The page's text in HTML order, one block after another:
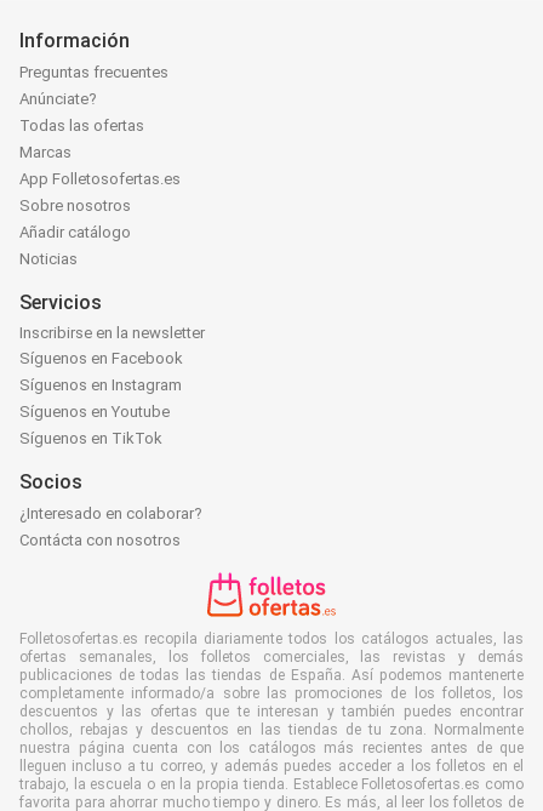
Información
Preguntas frecuentes
Anúnciate?
Todas las ofertas
Marcas
App Folletosofertas.es
Sobre nosotros
Añadir catálogo
Noticias
Servicios
Inscribirse en la newsletter
Síguenos en Facebook
Síguenos en Instagram
Síguenos en Youtube
Síguenos en TikTok
Socios
¿Interesado en colaborar?
Contácta con nosotros
Folletosofertas.es recopila diariamente todos los catálogos actuales, las
ofertas semanales, los folletos comerciales, las revistas y demás
publicaciones de todas las tiendas de España. Así podemos mantenerte
completamente informado/a sobre las promociones de los folletos, los
descuentos y las ofertas que te interesan y también puedes encontrar
chollos, rebajas y descuentos en las tiendas de tu zona. Normalmente
nuestra página cuenta con los catálogos más recientes antes de que
lleguen incluso a tu correo, y además puedes acceder a los folletos en el
trabajo, la escuela o en la propia tienda. Establece Folletosofertas.es como
favorita para ahorrar mucho tiempo y dinero. Es más, al leer los folletos de